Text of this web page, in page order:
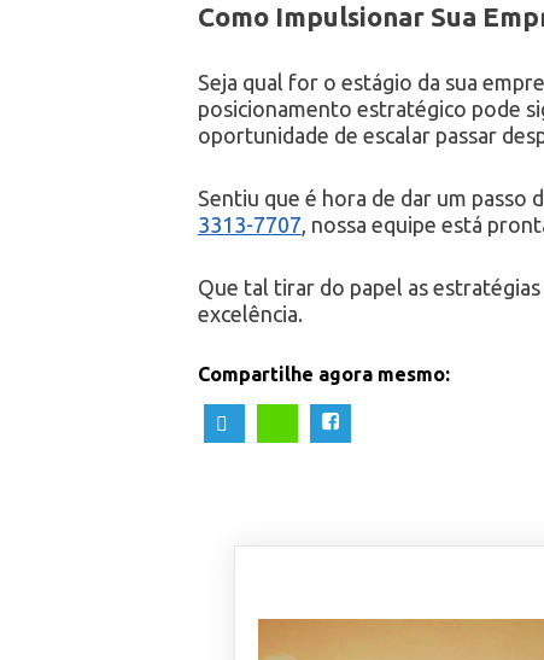
Como Impulsionar Sua
Seja qual for o estágio da sua
posicionamento estratégico pode
oportunidade de escalar passar
Sentiu que é hora de dar um passo
3313-7707, nossa equipe está
Que tal tirar do papel as
excelência.
Compartilhe agora mesmo: